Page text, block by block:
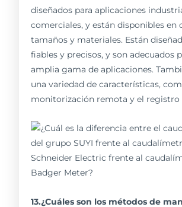
diseñados para aplicaciones
comerciales, y están disponibles en
tamaños y materiales. Están
fiables y precisos, y son adecuados
amplia gama de aplicaciones.
una variedad de características,
monitorización remota y el registro
13.¿Cuáles son los métodos de